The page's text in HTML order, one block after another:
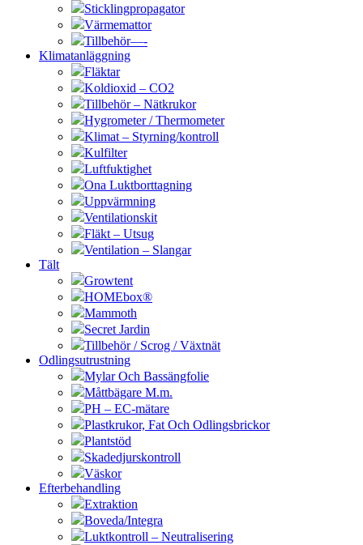
Sticklingpropagator
Värmemattor
Tillbehör—-
Klimatanläggning
Fläktar
Koldioxid – CO2
Tillbehör – Nätkrukor
Hygrometer / Thermometer
Klimat – Styrning/kontroll
Kulfilter
Luftfuktighet
Ona Luktborttagning
Uppvärmning
Ventilationskit
Fläkt – Utsug
Ventilation – Slangar
Tält
Growtent
HOMEbox®
Mammoth
Secret Jardin
Tillbehör / Scrog / Växtnät
Odlingsutrustning
Mylar Och Bassängfolie
Måttbägare M.m.
PH – EC-mätare
Plastkrukor, Fat Och Odlingsbrickor
Plantstöd
Skadedjurskontroll
Väskor
Efterbehandling
Extraktion
Boveda/Integra
Luktkontroll – Neutralisering